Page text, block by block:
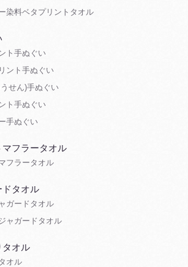
染料ベタプリントタオル
ト手ぬぐい
ント手ぬぐい
せん)手ぬぐい
ト手ぬぐい
手ぬぐい
マフラータオル
フラータオル
ドタオル
ガードタオル
ャガードタオル
タオル
オル